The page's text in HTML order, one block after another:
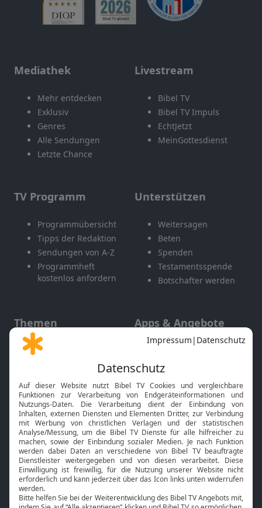
Mediathek
Mehr entdecken
Exklusiv
Genres
Alle Sendungen
Letzte Chance
Livestream
Bibel TV
Bibel TV Impuls
EchtJetzt
MeinGottesdienst
TV Programm
Programmübersicht
Tipps der Redaktion
Sendungen von A-Z
Programmheft
kostenlos anfordern
Unterstützen
Weitersagen
Beten
Spenden
Testamentsspende
Botschafter werden
Themen
Gott und Bibel erklärt
Neuigkeiten
Apps & Angebote
Mobile App
Smart TV
HbbTV
Bibelthek Online-Bibel
Nächster Gottesdienst
Bibel TV
Über uns
Service
Kontakt